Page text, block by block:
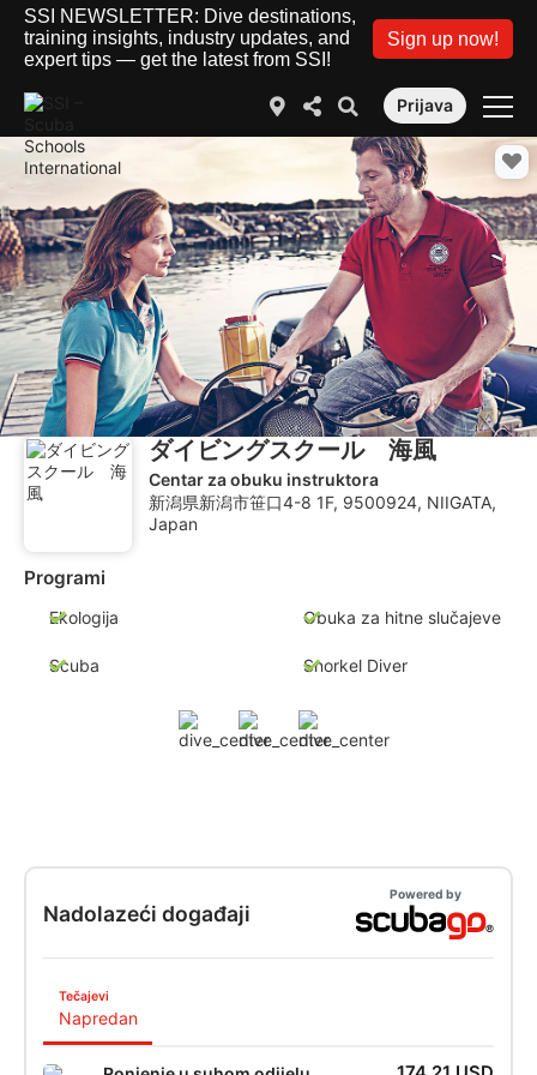
SSI NEWSLETTER: Dive destinations,
training insights, industry updates, and
expert tips — get the latest from SSI!
Sign up now!
Prijava
ダイビングスクール 海風
Centar za obuku instruktora
新潟県新潟市笹口4-8 1F, 9500924, NIIGATA,
Japan
Programi
Ekologija Obuka za hitne slučajeve
Scuba Snorkel Diver
Nadolazeći događaji
Powered by
Tečajevi
Napredan